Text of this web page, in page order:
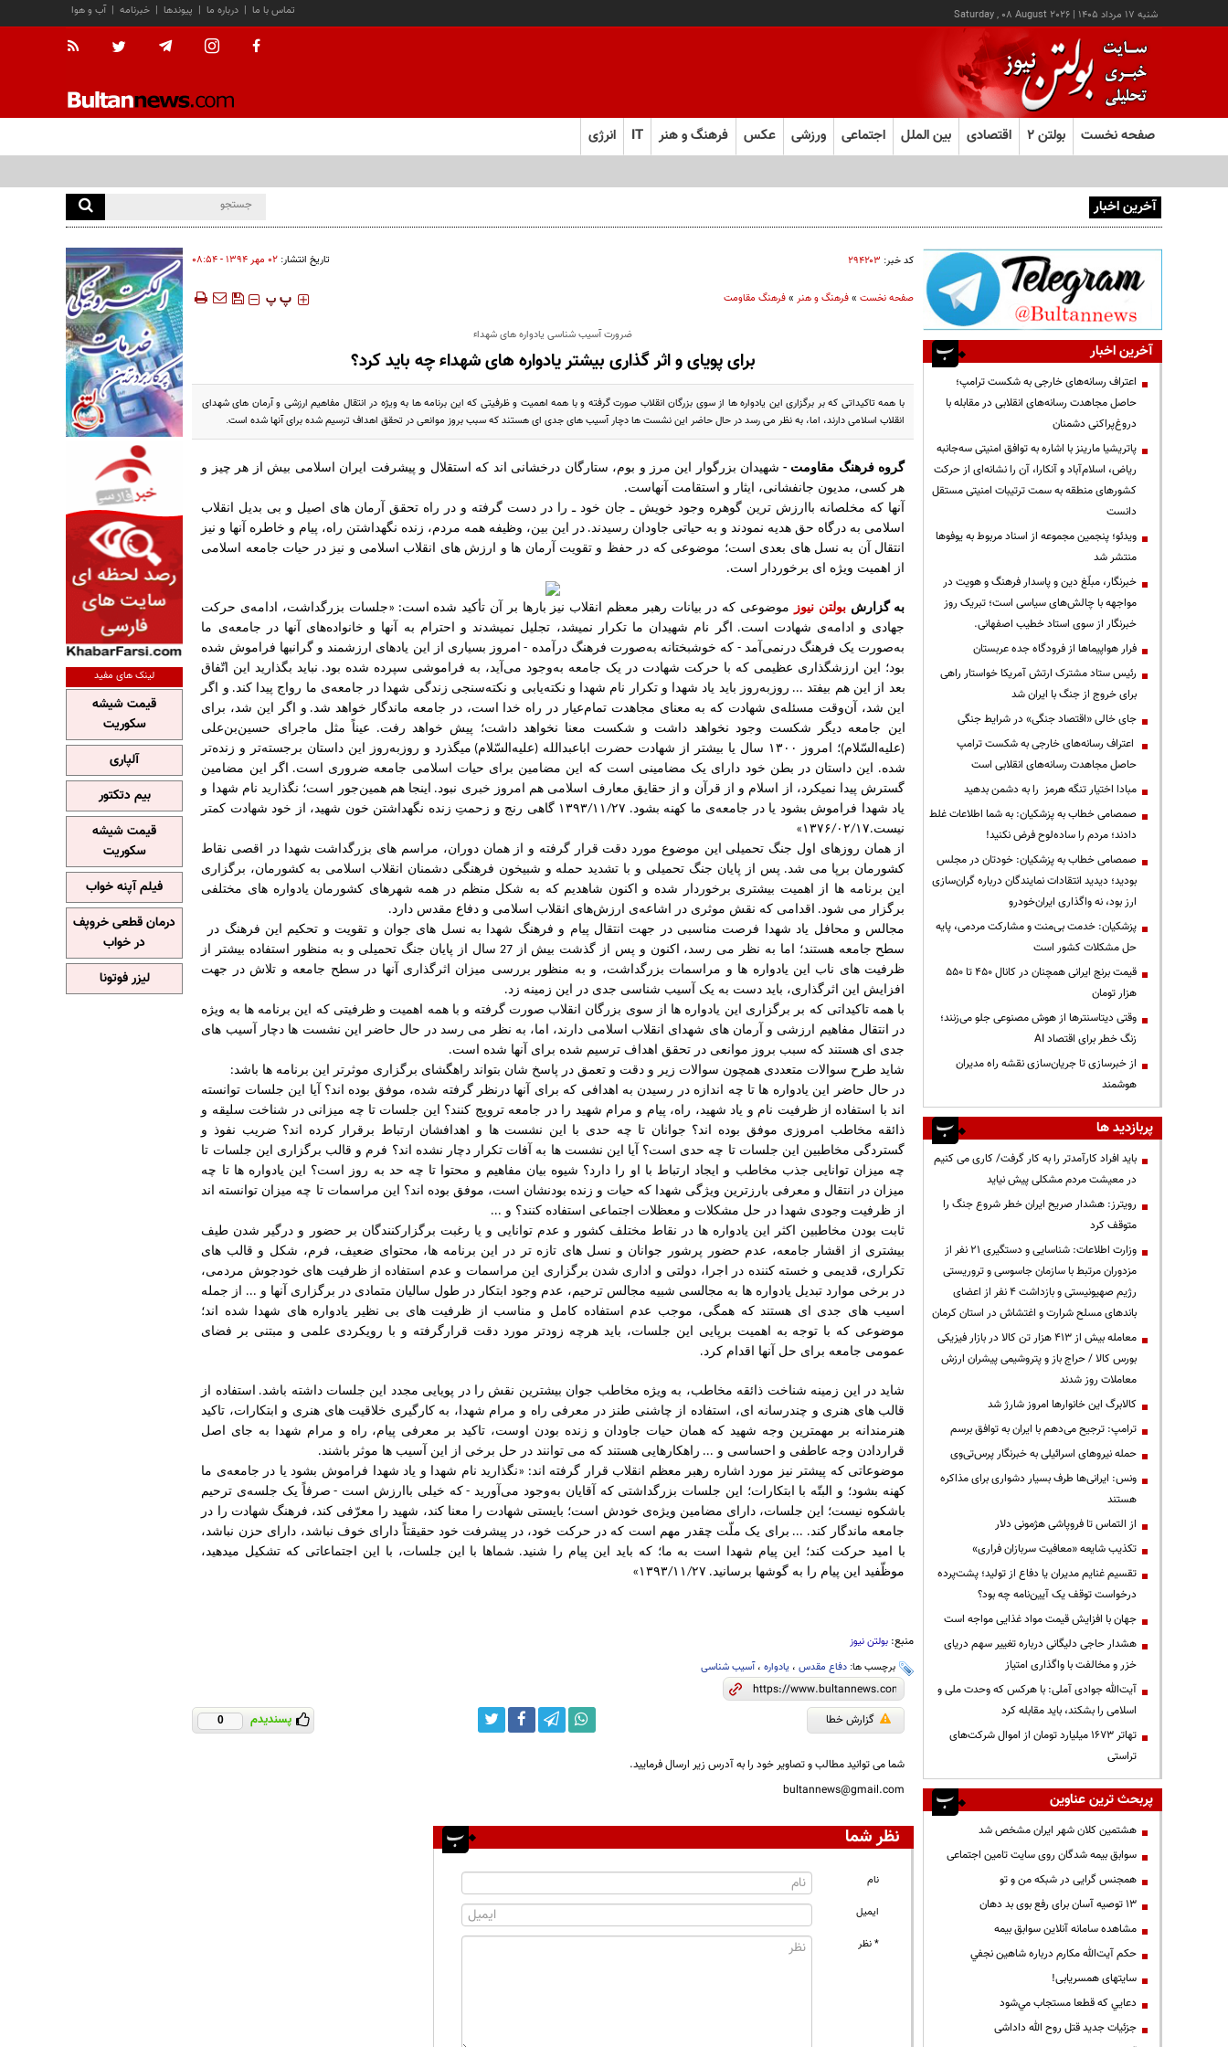
شنبه ۱۷ مرداد ۱۴۰۵ |
Saturday , 08 August 2026 آب و هوا | خبرنامه | پیوندها | درباره ما | تماس با ما
صفحه نخست بولتن ۲ اقتصادی بین الملل اجتماعی ورزشی عکس فرهنگ و هنر IT انرژی
آخرین اخبار
کد خبر: ۲۹۴۲۰۳ تاریخ انتشار: ۰۲ مهر ۱۳۹۴ - ۰۸:۵۴
صفحه نخست»فرهنگ و هنر»فرهنگ مقاومت ‍‍‍ پ پ
ضرورت آسیب شناسی یادواره های شهداء
برای پویای و اثر گذاری بیشتر یادواره های شهداء چه باید کرد؟
با همه تاکیداتی که بر برگزاری این یادواره ها از سوی بزرگان انقلاب صورت گرفته و با همه اهمیت و ظرفیتی که این برنامه ها به ویژه در انتقال مفاهیم ارزشی و آرمان های شهدای
انقلاب اسلامی دارند، اما، به نظر می رسد در حال حاضر این نشست ها دچار آسیب های جدی ای هستند که سبب بروز موانعی در تحقق اهداف ترسیم شده برای آنها شده است.
گروه فرهنگ مقاومت- شهیدان بزرگوار این مرز و بوم، ستارگان درخشانی اند که استقلال و پیشرفت ایران اسلامی بیش از هر چیز و
هر کسی، مدیون جانفشانی، ایثار و استقامت آنهاست.
آنها که مخلصانه باارزش ترین گوهره وجود خویش ـ جان خود ـ را در دست گرفته و در راه تحقق آرمان های اصیل و بی بدیل انقلاب
اسلامی به درگاه حق هدیه نمودند و به حیاتی جاودان رسیدند. در این بین، وظیفه همه مردم، زنده نگهداشتن راه، پیام و خاطره آنها و نیز
انتقال آن به نسل های بعدی است؛ موضوعی که در حفظ و تقویت آرمان ها و ارزش های انقلاب اسلامی و نیز در حیات جامعه اسلامی
از اهمیت ویژه ای برخوردار است.
به گزارشبولتن نیوز موضوعی که در بیانات رهبر معظم انقلاب نیز بارها بر آن تأکید شده است: «جلسات بزرگداشت، ادامه‌ی حرکت
جهادی و ادامه‌ی شهادت است. اگر نام شهیدان ما تکرار نمیشد، تجلیل نمیشدند و احترام به آنها و خانواده‌های آنها در جامعه‌ی ما
به‌صورت یک فرهنگ درنمی‌آمد - که خوشبختانه به‌صورت فرهنگ درآمده - امروز بسیاری از این یادهای ارزشمند و گرانبها فراموش شده
بود؛ این ارزشگذاری عظیمی که با حرکت شهادت در یک جامعه به‌وجود می‌آید، به فراموشی سپرده شده بود. نباید بگذارید این اتّفاق
بعد از این هم بیفتد ... روزبه‌روز باید یاد شهدا و تکرار نام شهدا و نکته‌یابی و نکته‌سنجی زندگی شهدا در جامعه‌ی ما رواج پیدا کند. و اگر
این شد، آن‌وقت مسئله‌ی شهادت که به معنای مجاهدت تمام‌عیار در راه خدا است، در جامعه ماندگار خواهد شد. و اگر این شد، برای
این
جامعه دیگر شکست وجود نخواهد داشت و شکست معنا نخواهد داشت؛ پیش خواهد رفت. عیناً مثل ماجرای حسین‌بن‌علی
(علیه‌السّلام)؛ امروز سال یا بیشتر از شهادت حضرت اباعبدالله (علیه‌السّلام) میگذرد و روزبه‌روز این داستان برجسته‌تر و زنده‌تر
شده. این داستان در بطن خود دارای یک مضامینی است که این مضامین برای حیات اسلامی جامعه ضروری است. اگر این مضامین
گسترش پیدا نمیکرد، از اسلام و از قرآن و از حقایق معارف اسلامی هم امروز خبری نبود. اینجا هم همین‌جور است؛ نگذارید نام شهدا و
یاد شهدا فراموش بشود یا در جامعه‌ی ما کهنه بشود. ۱۳۹۳/۱۱/۲۷ گاهی رنج و زحمتِ زنده نگهداشتن خون شهید، از خود شهادت کمتر
نیست. ۱۳۷۶/۰۲/۱۷ »
از همان روزهای اول جنگ تحمیلی این موضوع مورد دقت قرار گرفته و از همان دوران، مراسم های بزرگداشت شهدا در اقصی نقاط
کشورمان برپا می شد. پس از پایان جنگ تحمیلی و با تشدید حمله و شبیخون فرهنگی دشمنان انقلاب اسلامی به کشورمان، برگزاری
این برنامه ها از اهمیت بیشتری برخوردار شده و اکنون شاهدیم که به شکل منظم در همه شهرهای کشورمان یادواره های مختلفی
برگزار می شود. اقدامی که نقش موثری در اشاعه‌ی ارزش‌های انقلاب اسلامی و دفاع مقدس دارد.
مجالس و محافل یاد شهدا فرصت مناسبی در جهت انتقال پیام و فرهنگ شهدا به نسل های جوان و تقویت و تحکیم این فرهنگ در
سطح جامعه هستند؛ اما به نظر می رسد، اکنون و پس از گذشت بیش از27 سال از پایان جنگ تحمیلی و به منظور استفاده بیشتر از
ظرفیت های ناب این یادواره ها و مراسمات بزرگداشت، و به منظور بررسی میزان اثرگذاری آنها در سطح جامعه و تلاش در جهت
افزایش این اثرگذاری، باید دست به یک آسیب شناسی جدی در این زمینه زد.
با همه تاکیداتی که بر برگزاری این یادواره ها از سوی بزرگان انقلاب صورت گرفته و با همه اهمیت و ظرفیتی که این برنامه ها به ویژه
در انتقال مفاهیم ارزشی و آرمان های شهدای انقلاب اسلامی دارند، اما، به نظر می رسد در حال حاضر این نشست ها دچار آسیب های
جدی ای هستند که سبب بروز موانعی در تحقق اهداف ترسیم شده برای آنها شده است.
شاید طرح سوالات متعددی همچون سوالات زیر و دقت و تعمق در پاسخ شان بتواند راهگشای برگزاری موثرتر این برنامه ها باشد:
در حال حاضر این یادواره ها تا چه اندازه در رسیدن به اهدافی که برای آنها درنظر گرفته شده، موفق بوده اند؟ آیا این جلسات توانسته
اند با استفاده از ظرفیت نام و یاد شهید، راه، پیام و مرام شهید را در جامعه ترویج کنند؟ این جلسات تا چه میزانی در شناخت سلیقه و
ذائقه مخاطب امروزی موفق بوده اند؟ جوانان تا چه حدی با این نشست ها و اهدافشان ارتباط برقرار کرده اند؟ ضریب نفوذ و
گستردگی مخاطبین این جلسات تا چه حدی است؟ آیا این نشست ها به آفات تکرار دچار نشده اند؟ فرم و قالب برگزاری این جلسات تا
چه میزان توانایی جذب مخاطب و ایجاد ارتباط با او را دارد؟ شیوه بیان مفاهیم و محتوا تا چه حد به روز است؟ این یادواره ها تا چه
میزان در انتقال و معرفی بارزترین ویژگی شهدا که حیات و زنده بودنشان است، موفق بوده اند؟ این مراسمات تا چه میزان توانسته اند
از ظرفیت وجودی شهدا در حل مشکلات و معظلات اجتماعی استفاده کنند؟ و ...
ثابت بودن مخاطبین اکثر این یادواره ها در نقاط مختلف کشور و عدم توانایی و یا رغبت برگزارکنندگان بر حضور و درگیر شدن طیف
بیشتری از اقشار جامعه، عدم حضور پرشور جوانان و نسل های تازه تر در این برنامه ها، محتوای ضعیف، فرم، شکل و قالب های
تکراری، قدیمی و خسته کننده در اجرا، دولتی و اداری شدن برگزاری این مراسمات و عدم استفاده از ظرفیت های خودجوش مردمی،
در برخی موارد تبدیل یادواره ها به مجالسی شبیه مجالس ترحیم، عدم وجود ابتکار در طول سالیان متمادی در برگزاری آنها و ... از جمله
اسیب های جدی ای هستند که همگی، موجب عدم استفاده کامل و مناسب از ظرفیت های بی نظیر یادواره های شهدا شده اند؛
موضوعی که با توجه به اهمیت برپایی این جلسات، باید هرچه زودتر مورد دقت قرارگرفته و با رویکردی علمی و مبتنی بر فضای
عمومی جامعه برای حل آنها اقدام کرد.
شاید در این زمینه شناخت ذائقه مخاطب، به ویژه مخاطب جوان بیشترین نقش را در پویایی مجدد این جلسات داشته باشد. استفاده از
قالب های هنری و چندرسانه ای، استفاده از چاشنی طنز در معرفی راه و مرام شهدا، به کارگیری خلاقیت های هنری و ابتکارات، تاکید
هنرمندانه بر مهمترین وجه شهید که همان حیات جاودان و زنده بودن اوست، تاکید بر معرفی پیام، راه و مرام شهدا به جای اصل
قراردادن وجه عاطفی و احساسی و ... راهکارهایی هستند که می توانند در حل برخی از این آسیب ها موثر باشند.
موضوعاتی که پیشتر نیز مورد اشاره رهبر معظم انقلاب قرار گرفته اند: «نگذارید نام شهدا و یاد شهدا فراموش بشود یا در جامعه‌ی ما
کهنه بشود؛ و البتّه با ابتکارات؛ این جلسات بزرگداشتی که آقایان به‌وجود می‌آورید - که خیلی باارزش است - صرفاً یک جلسه‌ی ترحیم
باشکوه نیست؛ این جلسات، دارای مضامین ویژه‌ی خودش است؛ بایستی شهادت را معنا کند، شهید را معرّفی کند، فرهنگ شهادت را در
جامعه ماندگار کند. ... برای یک ملّت چقدر مهم است که در حرکت خود، در پیشرفت خود حقیقتاً دارای خوف نباشد، دارای حزن نباشد،
با امید حرکت کند؛ این پیام شهدا است به ما؛ که باید این پیام را شنید. شماها با این جلسات، با این اجتماعاتی که تشکیل میدهید،
موظّفید این پیام را به گوشها برسانید. ۱۳۹۳/۱۱/۲۷ »
منبع: بولتن نیوز
برچسب ها: دفاع مقدس، یادواره،آسیب شناسی
گزارش خطا پسندیدم 0
شما می توانید مطالب و تصاویر خود را به آدرس زیر ارسال فرمایید.
bultannews@gmail.com
نظر شما
نام
ایمیل
* نظر
آخرین اخبار
اعتراف رسانه‌های خارجی به شکست ترامپ؛
حاصل مجاهدت رسانه‌های انقلابی در مقابله با
دروغ‌پراکنی دشمنان
پاتریشیا مارینز با اشاره به توافق امنیتی سه‌جانبه
ریاض، اسلام‌آباد و آنکارا، آن را نشانه‌ای از حرکت
کشورهای منطقه به سمت ترتیبات امنیتی مستقل
دانست
ویدئو؛ پنجمین مجموعه از اسناد مربوط به یوفوها
منتشر شد
خبرنگار، مبلّغ دین و پاسدار فرهنگ و هویت در
مواجهه با چالش‌های سیاسی است؛ تبریک روز
خبرنگار از سوی استاد خطیب اصفهانی.
فرار هواپیماها از فرودگاه جده عربستان
رئیس ستاد مشترک ارتش آمریکا خواستار راهی
برای خروج از جنگ با ایران شد
جای خالی «اقتصاد جنگی» در شرایط جنگی
اعتراف رسانه‌های خارجی به شکست ترامپ
حاصل مجاهدت رسانه‌های انقلابی است
مبادا اختیار تنگه هرمز را به دشمن بدهید
صمصامی خطاب به پزشکیان: به شما اطلاعات غلط
دادند؛ مردم را ساده‌لوح فرض نکنید!
صمصامی خطاب به پزشکیان: خودتان در مجلس
بودید؛ دیدید انتقادات نمایندگان درباره گران‌سازی
ارز بود، نه واگذاری ایران‌خودرو
پزشکیان: خدمت بی‌منت و مشارکت مردمی، پایه
حل مشکلات کشور است
قیمت‌ برنج ایرانی همچنان در کانال ۴۵۰ تا ۵۵۰
هزار تومان
وقتی دیتاسنترها از هوش مصنوعی جلو می‌زنند؛
زنگ خطر برای اقتصاد AI
از خبرسازی تا جریان‌سازی نقشه راه مدیران
هوشمند
پربازدید ها
باید افراد کارآمدتر را به کار گرفت/ کاری می کنیم
در معیشت مردم مشکلی پیش نیاید
رویترز: هشدار صریح ایران خطر شروع جنگ را
متوقف کرد
وزارت اطلاعات: شناسایی و دستگیری ۲۱ نفر از
مزدوران مرتبط با سازمان جاسوسی و تروریستی
رژیم صهیونیستی و بازداشت ۴ نفر از اعضای
باندهای مسلح شرارت و اغتشاش در استان کرمان
معامله بیش از ۴۱۳ هزار تن کالا در بازار فیزیکی
بورس کالا / حراج باز و پتروشیمی پیشران ارزش
معاملات روز شدند
کالابرگ این خانوارها امروز شارژ شد
ترامپ: ترجیح می‌دهم با ایران به توافق برسم
حمله نیروهای اسرائیلی به خبرنگار پرس‌تی‌وی
ونس: ایرانی‌ها طرف بسیار دشواری برای مذاکره
هستند
از التماس تا فروپاشی هژمونی دلار
تکذیب شایعه «معافیت سربازان فراری»
تقسیم غنایم مدیران یا دفاع از تولید؛ پشت‌پرده
درخواست توقف یک آیین‌نامه چه بود؟
جهان با افزایش قیمت مواد غذایی مواجه است
هشدار حاجی دلیگانی درباره تغییر سهم دریای
خزر و مخالفت با واگذاری امتیاز
آیت‌الله جوادی آملی: با هرکس که وحدت ملی و
اسلامی را بشکند، باید مقابله کرد
تهاتر ۱۶۷۳ میلیارد تومان از اموال شرکت‌های
تراستی
پربحث ترین عناوین
هشتمین کلان شهر ایران مشخص شد
سوابق بیمه شدگان روی سایت تامین اجتماعی
همجنس گرایی در شبکه من و تو
13 توصیه آسان برای رفع بوی بد دهان
مشاهده سامانه آنلاين سوابق بیمه
حكم آيت‌الله مكارم درباره شاهين نجفي
سایتهای همسریابی!
دعايي كه قطعا مستجاب مي‌شود
جزئیات جدید قتل روح الله داداشی
لینک های مفید
قیمت شیشه
سکوریت
آلپاری
بیم دتکتور
قیمت شیشه
سکوریت
فیلم آپنه خواب
درمان قطعی خروپف
در خواب
لیزر فوتونا